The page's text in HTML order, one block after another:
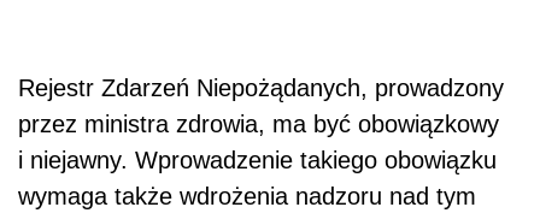
Rejestr Zdarzeń Niepożądanych, prowadzony
przez ministra zdrowia, ma być obowiązkowy
i niejawny. Wprowadzenie takiego obowiązku
wymaga także wdrożenia nadzoru nad tym